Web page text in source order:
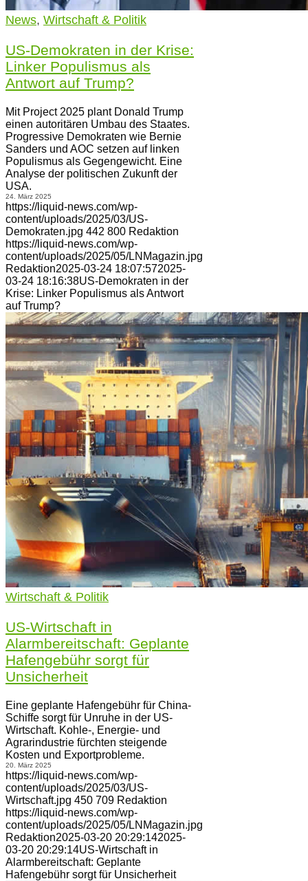
News, Wirtschaft & Politik
US-Demokraten in der Krise:
Linker Populismus als
Antwort auf Trump?
Mit Project 2025 plant Donald Trump
einen autoritären Umbau des Staates.
Progressive Demokraten wie Bernie
Sanders und AOC setzen auf linken
Populismus als Gegengewicht. Eine
Analyse der politischen Zukunft der
USA.
24. März 2025
https://liquid-news.com/wp-
content/uploads/2025/03/US-
Demokraten.jpg 442 800 Redaktion
https://liquid-news.com/wp-
content/uploads/2025/05/LNMagazin.jpg
Redaktion2025-03-24 18:07:572025-
03-24 18:16:38US-Demokraten in der
Krise: Linker Populismus als Antwort
auf Trump?
Wirtschaft & Politik
US-Wirtschaft in
Alarmbereitschaft: Geplante
Hafengebühr sorgt für
Unsicherheit
Eine geplante Hafengebühr für China-
Schiffe sorgt für Unruhe in der US-
Wirtschaft. Kohle-, Energie- und
Agrarindustrie fürchten steigende
Kosten und Exportprobleme.
20. März 2025
https://liquid-news.com/wp-
content/uploads/2025/03/US-
Wirtschaft.jpg 450 709 Redaktion
https://liquid-news.com/wp-
content/uploads/2025/05/LNMagazin.jpg
Redaktion2025-03-20 20:29:142025-
03-20 20:29:14US-Wirtschaft in
Alarmbereitschaft: Geplante
Hafengebühr sorgt für Unsicherheit